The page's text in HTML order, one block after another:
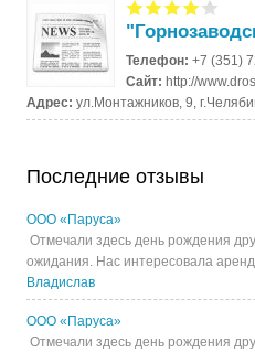
Телефон:+7 (351)
Сайт:http://
Адрес:ул.Монтажников, 9,
Последние отзывы
ООО «Паруса»
Отмечали здесь день рождения
ожидания. Нас интересовала
Владислав
ООО «Паруса»
Отмечали здесь день рождения